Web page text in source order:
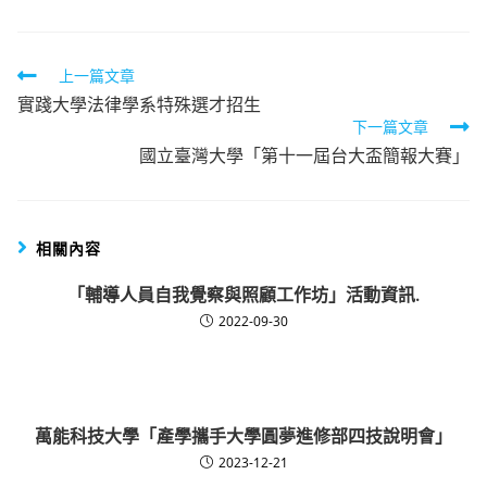
Read
more
上一篇文章
實踐大學法律學系特殊選才招生
下一篇文章
國立臺灣大學「第十一屆台大盃簡報大賽」
相關內容
「輔導人員自我覺察與照顧工作坊」活動資訊.
2022-09-30
萬能科技大學「產學攜手大學圓夢進修部四技說明會」
2023-12-21